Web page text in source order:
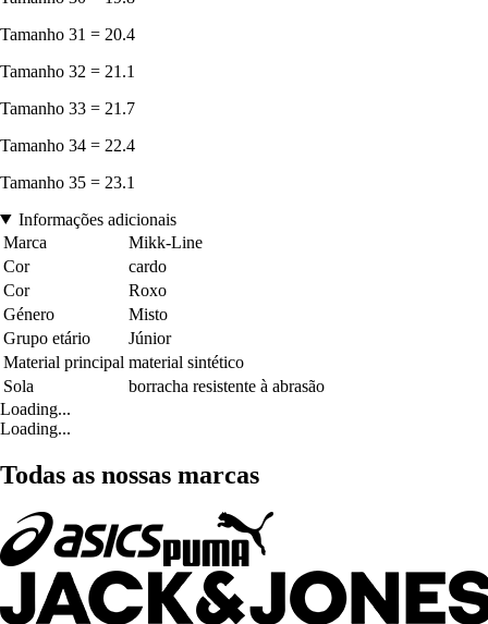
Tamanho 31 = 20.4
Tamanho 32 = 21.1
Tamanho 33 = 21.7
Tamanho 34 = 22.4
Tamanho 35 = 23.1
Informações adicionais
Marca
Mikk-Line
Cor
cardo
Cor
Roxo
Género
Misto
Grupo etário
Júnior
Material principal material sintético
Sola
borracha resistente à abrasão
Loading...
Loading...
Todas as nossas marcas